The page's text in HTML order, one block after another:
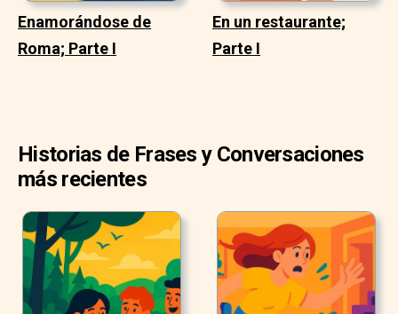
Enamorándose de
Roma; Parte I
En un restaurante;
Parte I
Historias de Frases y Conversaciones
más recientes